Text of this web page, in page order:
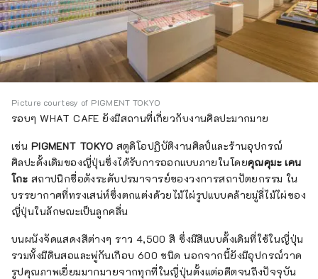
Picture courtesy of PIGMENT TOKYO
รอบๆ WHAT CAFE ยังมีสถานที่เกี่ยวกับงานศิลปะมากมาย
เช่น PIGMENT TOKYO สตูดิโอปฏิบัติงานศิลป์และร้านอุปกรณ์
ศิลปะดั้งเดิมของญี่ปุ่นซึ่งได้รับการออกแบบภายในโดยคุณคุมะ เคน
โกะ สถาปนิกชื่อดังระดับปรมาจารย์ของวงการสถาปัตยกรรม ใน
บรรยากาศที่ทรงเสน่ห์ซึ่งตกแต่งด้วยไม้ไผ่รูปแบบคล้ายมู่ลี่ไม้ไผ่ของ
ญี่ปุ่นในลักษณะเป็นลูกคลื่น
บนผนังจัดแสดงสีต่างๆ ราว 4,500 สี ซึ่งมีสีแบบดั้งเดิมที่ใช้ในญี่ปุ่น
รวมทั้งมีดินสอและพู่กันเกือบ 600 ชนิด นอกจากนี้ยังมีอุปกรณ์วาด
รูปคุณภาพเยี่ยมมากมายจากทุกที่ในญี่ปุ่นตั้งแต่อดีตจนถึงปัจจุบัน